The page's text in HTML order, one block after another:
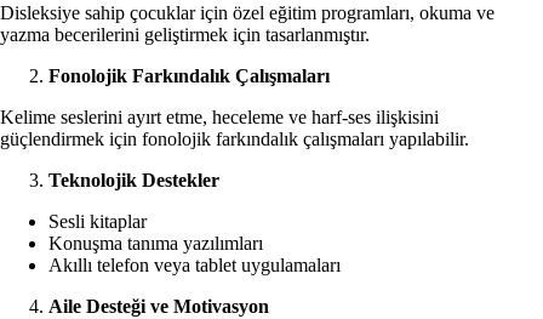
Disleksiye sahip çocuklar için özel eğitim programları, okuma ve
yazma becerilerini geliştirmek için tasarlanmıştır.
Fonolojik Farkındalık Çalışmaları
Kelime seslerini ayırt etme, heceleme ve harf-ses ilişkisini
güçlendirmek için fonolojik farkındalık çalışmaları yapılabilir.
Teknolojik Destekler
Sesli kitaplar
Konuşma tanıma yazılımları
Akıllı telefon veya tablet uygulamaları
Aile Desteği ve Motivasyon